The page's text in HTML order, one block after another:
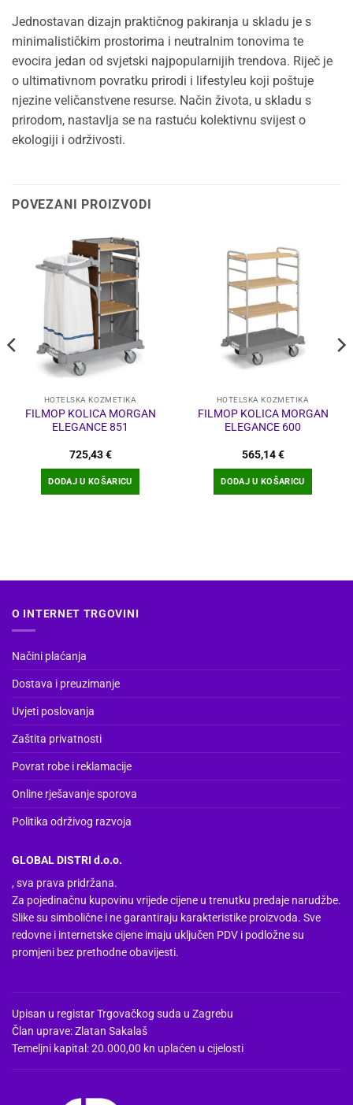
Jednostavan dizajn praktičnog pakiranja u skladu je s
minimalističkim prostorima i neutralnim tonovima te
evocira jedan od svjetski najpopularnijih trendova. Riječ je
o ultimativnom povratku prirodi i lifestyleu koji poštuje
njezine veličanstvene resurse. Način života, u skladu s
prirodom, nastavlja se na rastuću kolektivnu svijest o
ekologiji i održivosti.
POVEZANI PROIZVODI
HOTELSKA KOZMETIKA
FILMOP KOLICA MORGAN
ELEGANCE 851
725,43€
DODAJ U KOŠARICU
HOTELSKA KOZMETIKA
FILMOP KOLICA MORGAN
ELEGANCE 600
565,14€
DODAJ U KOŠARICU
O INTERNET TRGOVINI
Načini plaćanja
Dostava i preuzimanje
Uvjeti poslovanja
Zaštita privatnosti
Povrat robe i reklamacije
Online rješavanje sporova
Politika održivog razvoja
GLOBAL DISTRI d.o.o.
, sva prava pridržana.
Za pojedinačnu kupovinu vrijede cijene u trenutku predaje narudžbe.
Slike su simbolične i ne garantiraju karakteristike proizvoda. Sve
redovne i internetske cijene imaju uključen PDV i podložne su
promjeni bez prethodne obavijesti.
Upisan u registar Trgovačkog suda u Zagrebu
Član uprave: Zlatan Sakalaš
Temeljni kapital: 20.000,00 kn uplaćen u cijelosti